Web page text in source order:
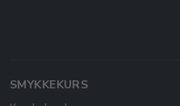
SMYKKEKURS